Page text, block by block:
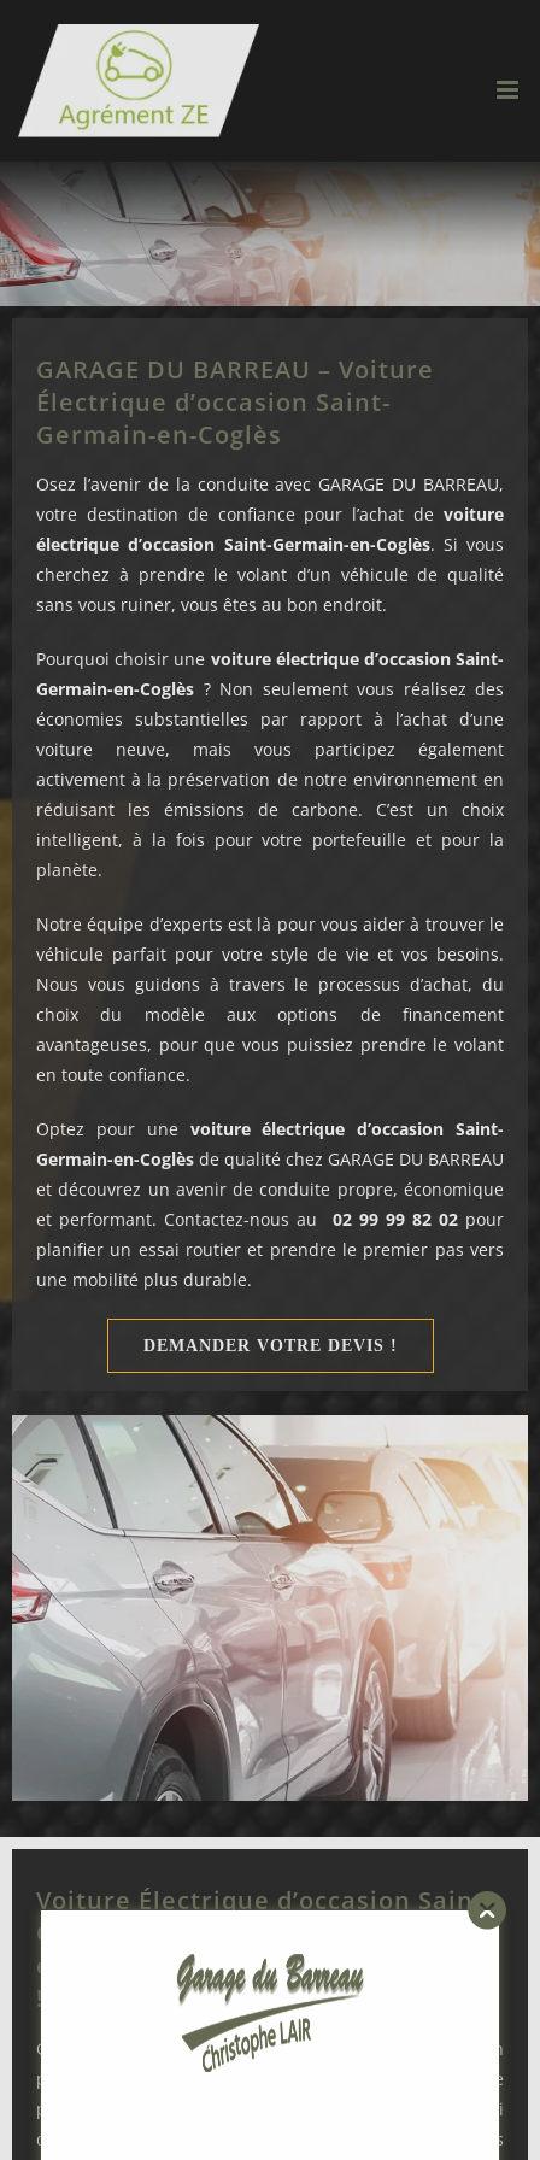
contenu
GARAGE DU BARREAU – Voiture
Électrique d’occasion Saint-
Germain-en-Coglès
Osez l’avenir de la conduite avec GARAGE DU BARREAU,
votre destination de confiance pour l’achat de voiture
électrique d’occasion Saint-Germain-en-Coglès. Si vous
cherchez à prendre le volant d’un véhicule de qualité
sans vous ruiner, vous êtes au bon endroit.
Pourquoi choisir une voiture électrique d’occasionSaint-
Germain-en-Coglès ? Non seulement vous réalisez des
économies substantielles par rapport à l’achat d’une
voiture neuve, mais vous participez également
activement à la préservation de notre environnement en
réduisant les émissions de carbone. C’est un choix
intelligent, à la fois pour votre portefeuille et pour la
planète.
Notre équipe d’experts est là pour vous aider à trouver le
véhicule parfait pour votre style de vie et vos besoins.
Nous vous guidons à travers le processus d’achat, du
choix du modèle aux options de financement
avantageuses, pour que vous puissiez prendre le volant
en toute confiance.
Optez pour une voiture électrique d’occasion Saint-
Germain-en-Coglès de qualité chez GARAGE DU BARREAU
et découvrez un avenir de conduite propre, économique
et performant. Contactez-nous au
02 99 99 82 02pour
planifier un essai routier et prendre le premier pas vers
une mobilité plus durable.
DEMANDER VOTRE DEVIS !
Voiture Électrique d’occasion Saint-
Germain-en-Coglès – Votre Avenir
en Mode Écologique et Économique
!
GARAGE DU BARREAU, votre destination de prédilection
pour l’acquisition de voitures électriques d’occasion de
premier ordre. Forts de notre savoir-faire approfondi
dans le domaine de la mobilité électrique, nous mettons